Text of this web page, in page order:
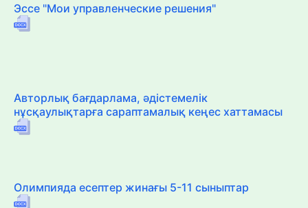
Эссе "Мои управленческие решения"
Авторлық бағдарлама, әдістемелік
нұсқаулықтарға сараптамалық кеңес хаттамасы
Олимпияда есептер жинағы 5-11 сыныптар